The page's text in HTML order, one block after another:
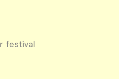
festival